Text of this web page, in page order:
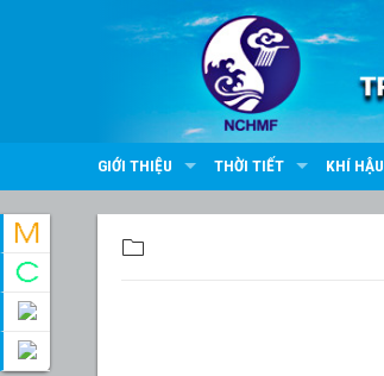
GIỚI THIỆU THỜI TIẾT KHÍ HẬU